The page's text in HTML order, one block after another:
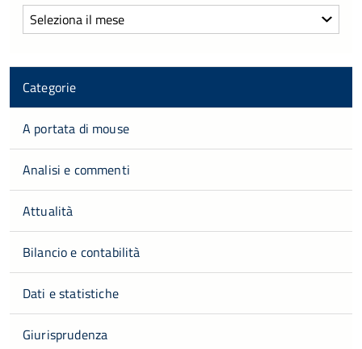
Archivi
Categorie
A portata di mouse
Analisi e commenti
Attualità
Bilancio e contabilità
Dati e statistiche
Giurisprudenza